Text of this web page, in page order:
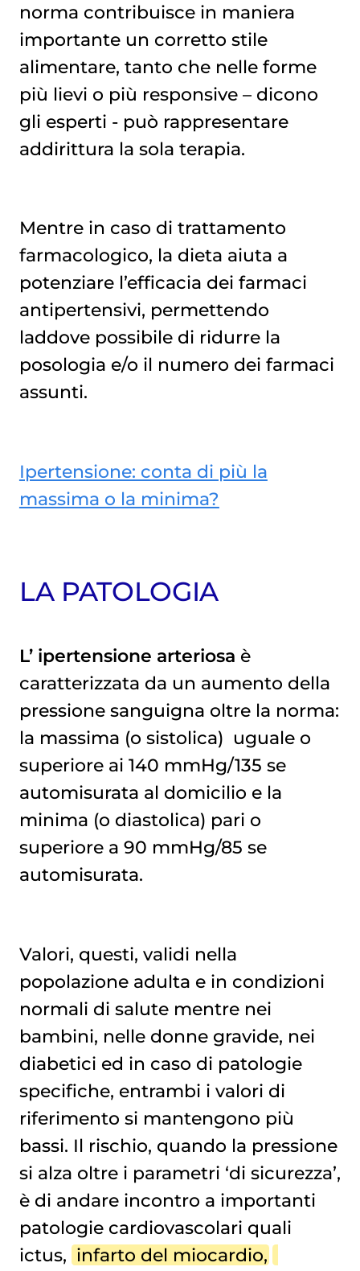
norma contribuisce in maniera
importante un corretto stile
alimentare, tanto che nelle forme
più lievi o più responsive – dicono
gli esperti - può rappresentare
addirittura la sola terapia.
Mentre in caso di trattamento
farmacologico, la dieta aiuta a
potenziare l’efficacia dei farmaci
antipertensivi, permettendo
laddove possibile di ridurre la
posologia e/o il numero dei farmaci
assunti.
Ipertensione: conta di più la
massima o la minima?
LA PATOLOGIA
L’ ipertensione arteriosa è
caratterizzata da un aumento della
pressione sanguigna oltre la norma:
la massima (o sistolica) uguale o
superiore ai 140 mmHg/135 se
automisurata al domicilio e la
minima (o diastolica) pari o
superiore a 90 mmHg/85 se
automisurata.
Valori, questi, validi nella
popolazione adulta e in condizioni
normali di salute mentre nei
bambini, nelle donne gravide, nei
diabetici ed in caso di patologie
specifiche, entrambi i valori di
riferimento si mantengono più
bassi. Il rischio, quando la pressione
si alza oltre i parametri ‘di sicurezza’,
è di andare incontro a importanti
patologie cardiovascolari quali
ictus, infarto del miocardio,